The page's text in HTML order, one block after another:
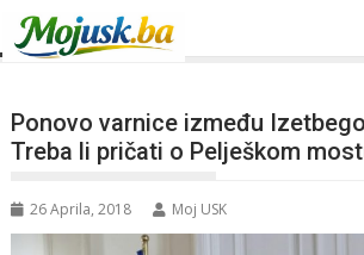
Ponovo varnice između
Treba li pričati o Pelješkom
26 Aprila, 2018 Moj USK